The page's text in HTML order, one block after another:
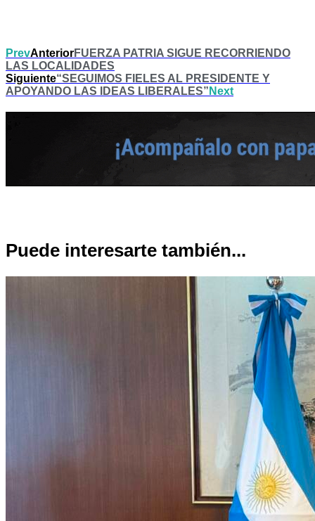
PrevAnteriorFUERZA PATRIA SIGUE RECORRIENDO
LAS LOCALIDADES
Siguiente“SEGUIMOS FIELES AL PRESIDENTE Y
APOYANDO LAS IDEAS LIBERALES” Next
Puede interesarte también...